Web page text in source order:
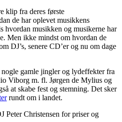
klip fra deres første
de har oplevet musikkens
hvordan musikken og musikerne har
Men ikke mindst om hvordan de
DJ’s, senere CD’er og nu om dage
gamle jingler og lydeffekter fra
Viborg m. fl. Jørgen de Mylius og
at skabe fest og stemning. Det sker
rundt om i landet.
Peter Christensen for priser og